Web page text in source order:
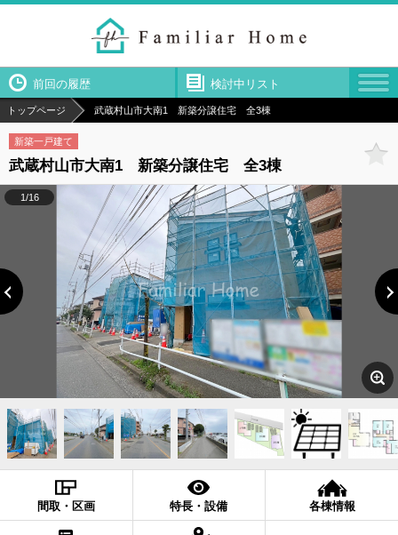
前回の履歴 検討中リスト
トップページ 武蔵村山市大南1 新築分譲住宅 全3棟
新築一戸建て
武蔵村山市大南1 新築分譲住宅 全3棟
1/16
間取・区画 特長・設備 各棟情報